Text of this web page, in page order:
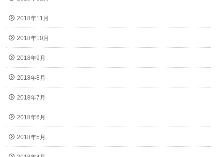
2018年11月
2018年10月
2018年9月
2018年8月
2018年7月
2018年6月
2018年5月